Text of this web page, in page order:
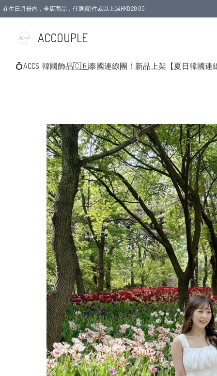
在生日月份内，全店商品，任選買1件或以上減HKD 20.00
ACCOUPLE
💍ACCS. 韓國飾品🇨🇷泰國連線團！新品上架 【夏日韓國